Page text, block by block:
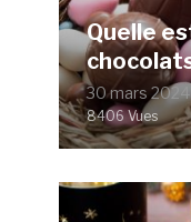
Quelle
30 mars 2024
8406 Vues